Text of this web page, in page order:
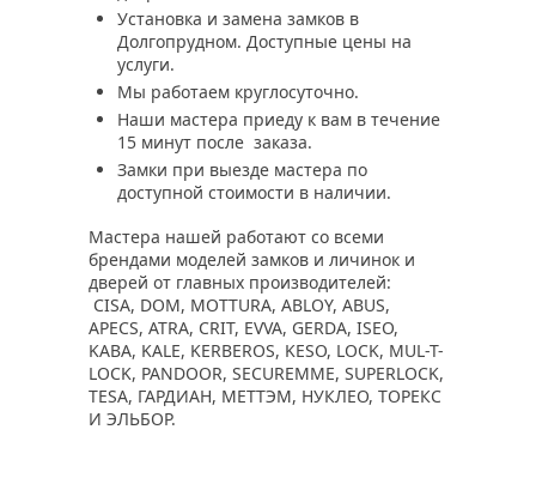
Установка и замена замков в
Долгопрудном. Доступные цены на
услуги.
Мы работаем круглосуточно.
Наши мастера приеду к вам в течение
15 минут после заказа.
Замки при выезде мастера по
доступной стоимости в наличии.
Мастера нашей работают со всеми
брендами моделей замков и личинок и
дверей от главных производителей:
CISA, DOM, MOTTURA, ABLOY, ABUS,
APECS, ATRA, CRIT, EVVA, GERDA, ISEO,
KABA, KALE, KERBEROS, KESO, LOCK, MUL-T-
LOCK, PANDOOR, SECUREMME, SUPERLOCK,
TESA, ГАРДИАН, МЕТТЭМ, НУКЛЕО, ТОРЕКС
И ЭЛЬБОР.